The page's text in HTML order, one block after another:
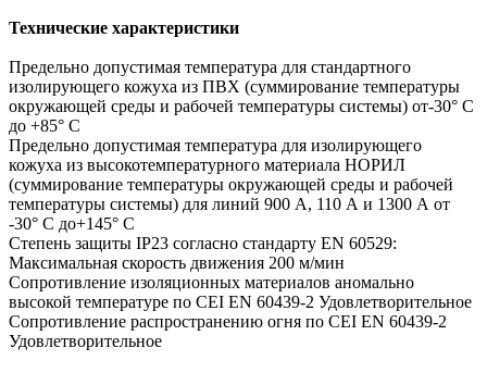
Технические характеристики
Предельно допустимая температура для стандартного
изолирующего кожуха из ПВХ (суммирование температуры
окружающей среды и рабочей температуры системы) от-30° C
до +85° C
Предельно допустимая температура для изолирующего
кожуха из высокотемпературного материала НОРИЛ
(суммирование температуры окружающей среды и рабочей
температуры системы) для линий 900 А, 110 А и 1300 А от
-30° C до+145° C
Степень защиты IP23 согласно стандарту EN 60529:
Максимальная скорость движения 200 м/мин
Сопротивление изоляционных материалов аномально
высокой температуре по CEI EN 60439-2 Удовлетворительное
Сопротивление распространению огня по CEI EN 60439-2
Удовлетворительное